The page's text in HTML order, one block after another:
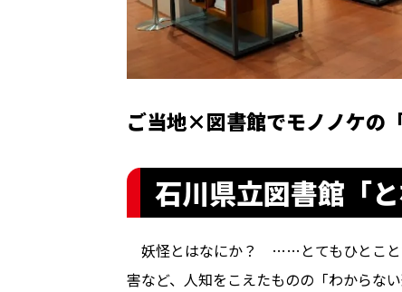
ご当地×図書館でモノノケの
石川県立図書館「
妖怪とはなにか？ ……とてもひとこと
害など、人知をこえたものの「わからな